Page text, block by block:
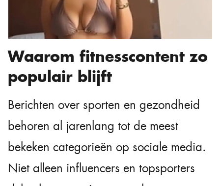
Waarom fitnesscontent zo
populair blijft
Berichten over sporten en gezondheid
behoren al jarenlang tot de meest
bekeken categorieën op sociale media.
Niet alleen influencers en topsporters